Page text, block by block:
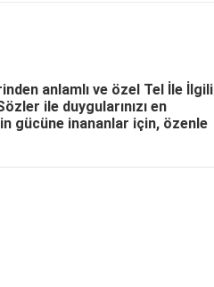
anlamlı ve özel Tel İle İlgili
ile duygularınızı en
gücüne inananlar için, özenle